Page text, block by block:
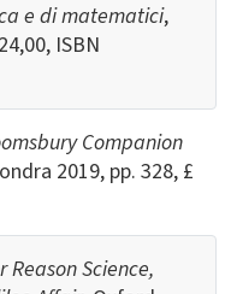
e di matematici,
ISBN
Companion
2019, pp. 328, £
Reason Science,